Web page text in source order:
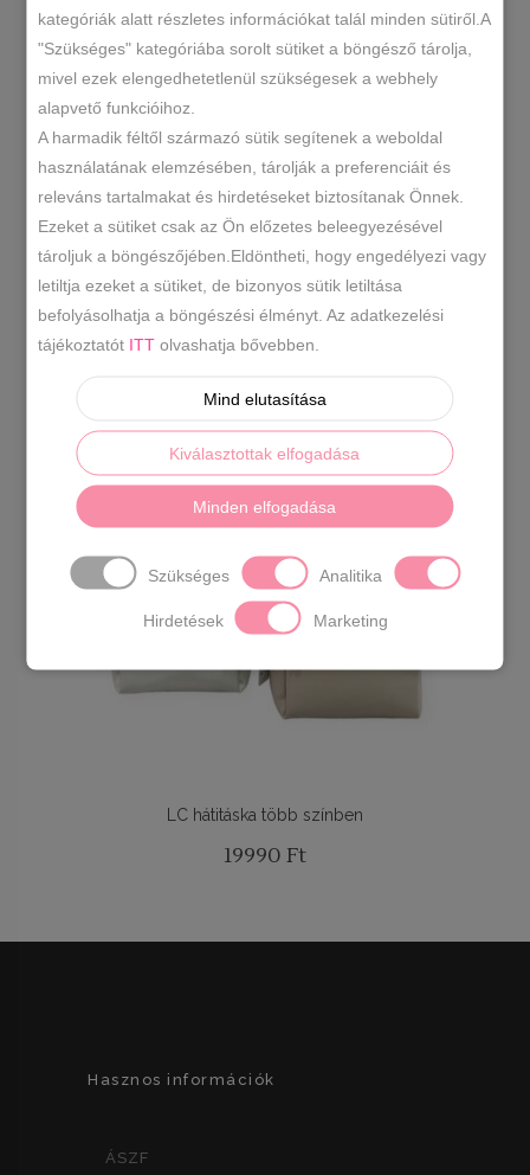
OPCIÓK VÁLASZTÁSA
LC hátitáska több színben
price
was:
22490 Ft.
is:
17990 Ft.
LC hátitáska több színben
19990 Ft
Hasznos információk
ÁSZF
kategóriák alatt részletes információkat talál minden sütiről.A
"Szükséges" kategóriába sorolt sütiket a böngésző tárolja,
mivel ezek elengedhetetlenül szükségesek a webhely
alapvető funkcióihoz.
A harmadik féltől származó sütik segítenek a weboldal
használatának elemzésében, tárolják a preferenciáit és
releváns tartalmakat és hirdetéseket biztosítanak Önnek.
Ezeket a sütiket csak az Ön előzetes beleegyezésével
tároljuk a böngészőjében.Eldöntheti, hogy engedélyezi vagy
letiltja ezeket a sütiket, de bizonyos sütik letiltása
befolyásolhatja a böngészési élményt. Az adatkezelési
tájékoztatót ITT olvashatja bővebben.
Mind elutasítása
Kiválasztottak elfogadása
Minden elfogadása
Szükséges Analitika
Hirdetések Marketing